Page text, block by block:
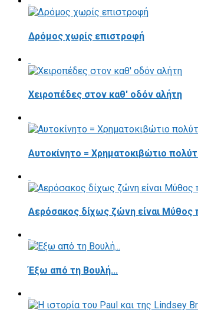
Δρόμος χωρίς επιστροφή
Χειροπέδες στον καθ' οδόν αλήτη
Αυτοκίνητο = Χρηματοκιβώτιο
Αερόσακος δίχως ζώνη είναι Μύθος
Έξω από τη Βουλή...